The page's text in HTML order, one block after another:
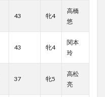
43 牝4
高橋
悠
43 牝4
関本
玲
37 牝5
高松
亮